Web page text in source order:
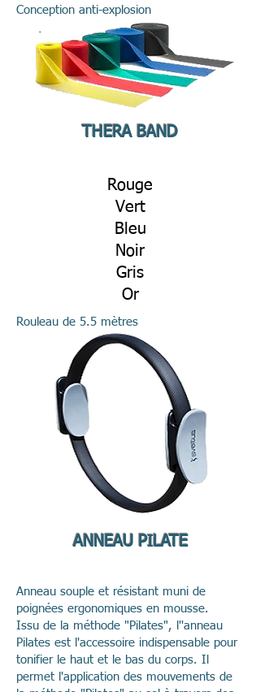
Conception anti-explosion
THERA BAND
Rouge
Vert
Bleu
Noir
Gris
Or
Rouleau de 5.5 mètres
ANNEAU PILATE
Anneau souple et résistant muni de
poignées ergonomiques en mousse.
Issu de la méthode "Pilates", l''anneau
Pilates est l'accessoire indispensable pour
tonifier le haut et le bas du corps. Il
permet l'application des mouvements de